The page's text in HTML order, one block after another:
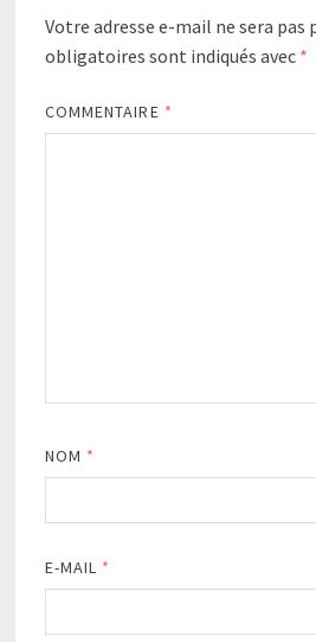
Votre adresse e-mail ne sera pas
obligatoires sont indiqués avec *
COMMENTAIRE *
NOM *
E-MAIL *